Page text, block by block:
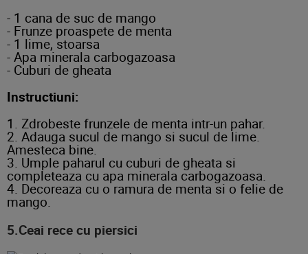
- 1 cana de suc de mango
- Frunze proaspete de menta
- 1 lime, stoarsa
- Apa minerala carbogazoasa
- Cuburi de gheata
Instructiuni:
1. Zdrobeste frunzele de menta intr-un pahar.
2. Adauga sucul de mango si sucul de lime.
Amesteca bine.
3. Umple paharul cu cuburi de gheata si
completeaza cu apa minerala carbogazoasa.
4. Decoreaza cu o ramura de menta si o felie de
mango.
5.Ceai rece cu piersici